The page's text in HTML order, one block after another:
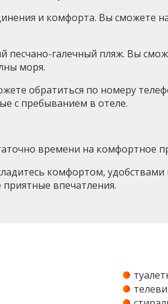
и комфорта. Вы сможете
песчано-галечный пляж. Вы
моря.
обратиться по номеру
с пребыванием в отеле.
времени на комфортное
комфортом,
впечатления.